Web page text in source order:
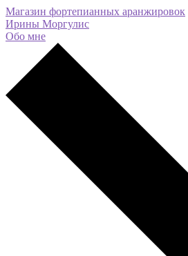
Магазин фортепианных аранжировок
Ирины Моргулис
Обо мне